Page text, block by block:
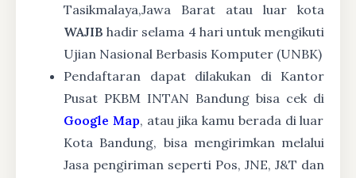
Tasikmalaya,Jawa Barat atau luar kota
WAJIB hadir selama 4 hari untuk mengikuti
Ujian Nasional Berbasis Komputer (UNBK)
Pendaftaran dapat dilakukan di Kantor
Pusat PKBM INTAN Bandung bisa cek di
Google Map, atau jika kamu berada di luar
Kota Bandung, bisa mengirimkan melalui
Jasa pengiriman seperti Pos, JNE, J&T dan